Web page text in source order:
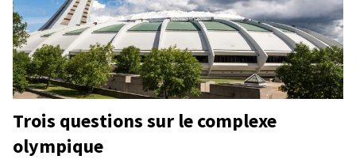
Trois questions sur le complexe
olympique